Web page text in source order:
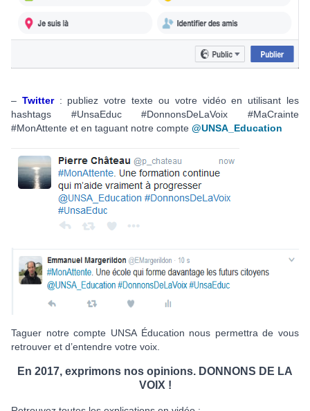
– Twitter : publiezvotre texte ou votre vidéoen utilisant les
hashtags #UnsaEduc #DonnonsDeLaVoix #MaCrainte
#MonAttente et en taguant notre compte @UNSA_Education
Taguer notre compte UNSA Éducation nous permettra de vous
retrouver et d’entendre votre voix.
En 2017, exprimons nos opinions. DONNONS DE LA
VOIX !